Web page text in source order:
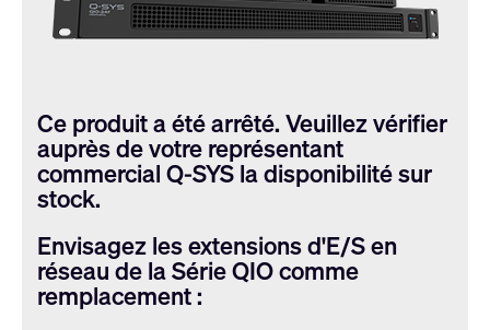
Ce produit a été arrêté. Veuillez vérifier
auprès de votre représentant
commercial Q-SYS la disponibilité sur
stock.
Envisagez les extensions d'E/S en
réseau de la Série QIO comme
remplacement :